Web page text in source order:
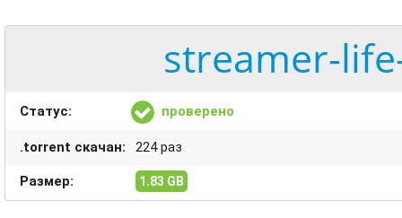
streamer-
Статус: проверено
.torrent скачан: 224 раз
Размер: 1.83 GB